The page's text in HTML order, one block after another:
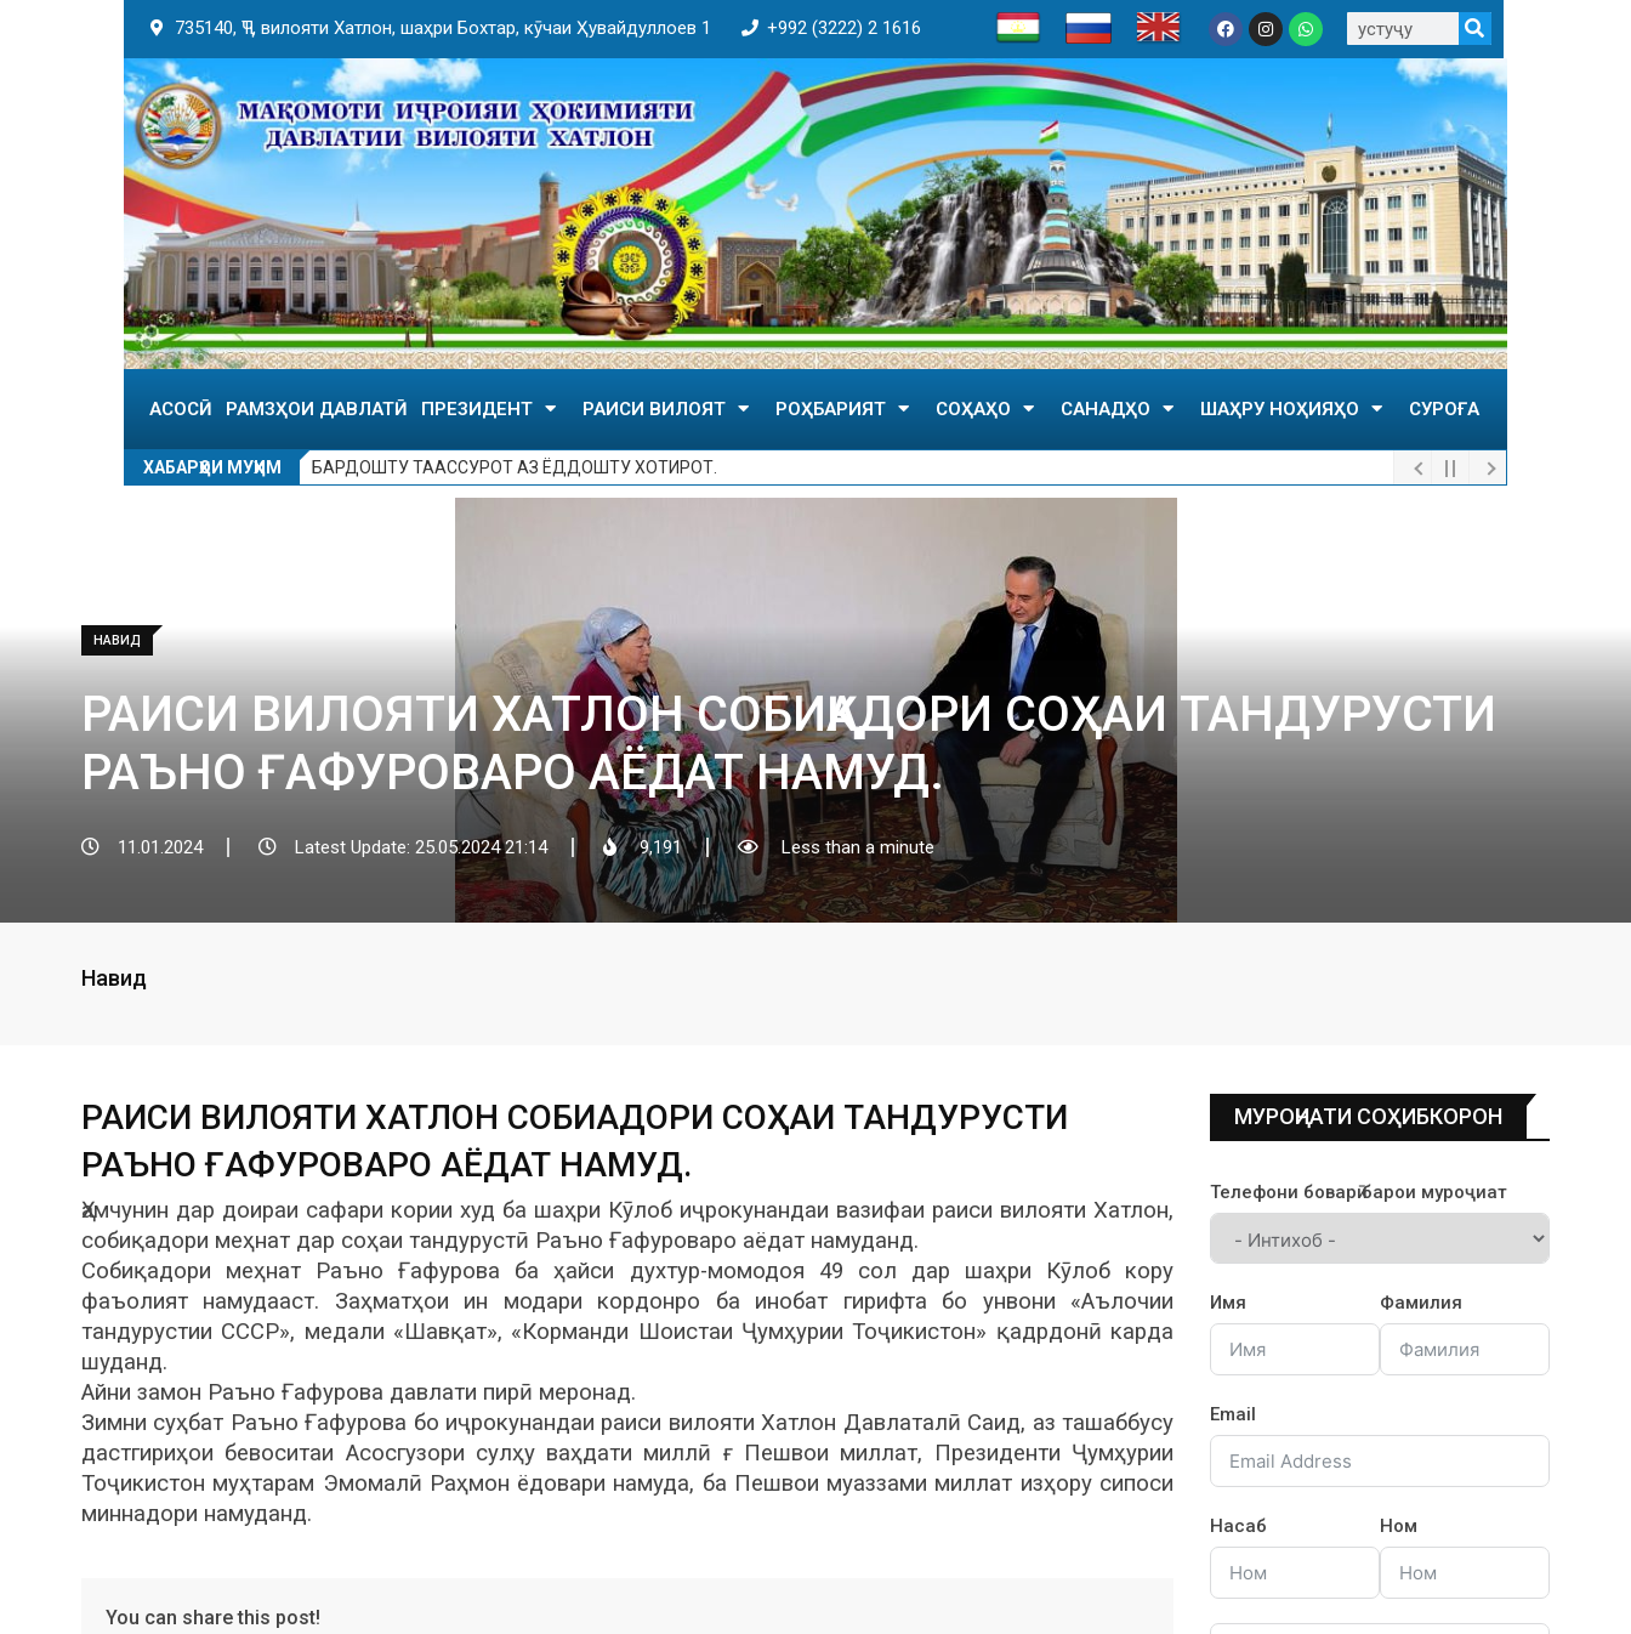
735140, ҶТ, вилояти Хатлон, шаҳри Бохтар, кӯчаи Ҳувайдуллоев 1 +992 (3222) 2 1616
АСОСӢ РАМЗҲОИ ДАВЛАТӢ ПРЕЗИДЕНТ РАИСИ ВИЛОЯТ РОҲБАРИЯТ СОҲАҲО САНАДҲО ШАҲРУ НОҲИЯҲО СУРОҒА
ХАБАРҲОИ МУҲИМ БАРДОШТУ ТААССУРОТ АЗ ЁДДОШТУ ХОТИРОТ.
НАВИД
РАИСИ ВИЛОЯТИ ХАТЛОН СОБИҚАДОРИ СОҲАИ ТАНДУРУСТИ
РАЪНО ҒАФУРОВАРО АЁДАТ НАМУД.
11.01.2024 Latest Update: 25.05.2024 21:14 9,191 Less than a minute
Навид
РАИСИ ВИЛОЯТИ ХАТЛОН СОБИҚАДОРИ СОҲАИ ТАНДУРУСТИ
РАЪНО ҒАФУРОВАРО АЁДАТ НАМУД.
Ҳамчунин дар доираи сафари кории худ ба шаҳри Кӯлоб иҷрокунандаи вазифаи раиси вилояти Хатлон,
собиқадори меҳнат дар соҳаи тандурустӣ Раъно Ғафуроваро аёдат намуданд.
Собиқадори меҳнат Раъно Ғафурова ба ҳайси духтур-момодоя 49 сол дар шаҳри Кӯлоб кору
фаъолият намудааст. Заҳматҳои ин модари кордонро ба инобат гирифта бо унвони «Аълочии
тандурустии СССР», медали «Шавқат», «Корманди Шоистаи Ҷумҳурии Тоҷикистон» қадрдонӣ карда
шуданд.
Айни замон Раъно Ғафурова давлати пирӣ меронад.
Зимни суҳбат Раъно Ғафурова бо иҷрокунандаи раиси вилояти Хатлон Давлаталӣ Саид, аз ташаббусу
дастгириҳои бевоситаи Асосгузори сулҳу ваҳдати миллӣ ғ Пешвои миллат, Президенти Ҷумҳурии
Тоҷикистон муҳтарам Эмомалӣ Раҳмон ёдовари намуда, ба Пешвои муаззами миллат изҳору сипоси
миннадори намуданд.
You can share this post!
МУРОҶИАТИ СОҲИБКОРОН
Телефони боварӣ барои муроҷиат
Имя Фамилия
Email
Насаб Ном